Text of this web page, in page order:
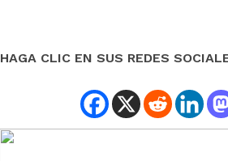
HAGA CLIC EN SUS REDES